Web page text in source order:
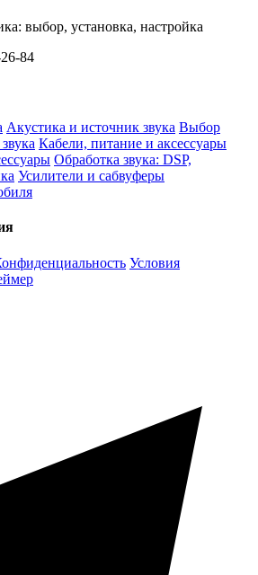
выбор, установка, настройка
84
Акустика и источник звука Выбор
Кабели, питание и аксессуары
Обработка звука: DSP,
Усилители и сабвуферы
Условия